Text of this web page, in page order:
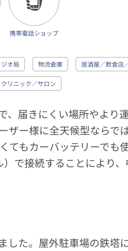
携帯電話ショップ
オ局 物流倉庫 居酒屋／飲食店
クリニック／サロン
届きにくい場所やより
ー様に全天候型ならで
てもカーバッテリーで
で接続することにより
た。屋外駐車場の鉄塔